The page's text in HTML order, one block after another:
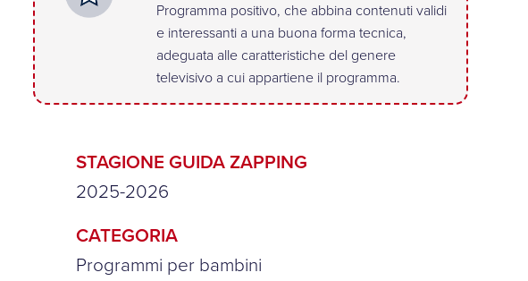
Programma positivo, che abbina contenuti validi
e interessanti a una buona forma tecnica,
adeguata alle caratteristiche del genere
televisivo a cui appartiene il programma.
STAGIONE GUIDA ZAPPING
2025-2026
CATEGORIA
Programmi per bambini